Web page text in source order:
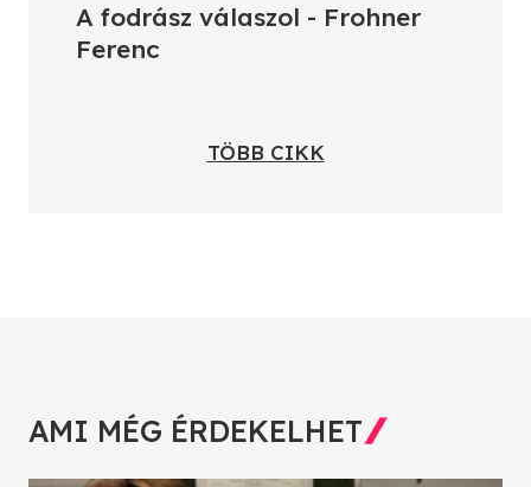
A fodrász válaszol - Frohner
Ferenc
TÖBB CIKK
AMI MÉG ÉRDEKELHET